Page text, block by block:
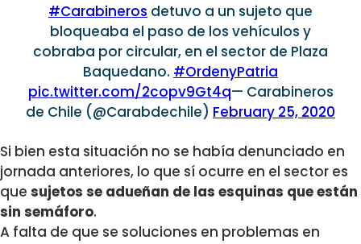
#Carabineros detuvo a un sujeto que
bloqueaba el paso de los vehículos y
cobraba por circular, en el sector de Plaza
Baquedano. #OrdenyPatria
pic.twitter.com/2copv9Gt4q— Carabineros
de Chile (@Carabdechile) February 25, 2020
Si bien esta situación no se había denunciado en
jornada anteriores, lo que sí ocurre en el sector es
que sujetos se adueñan de las esquinas que están
sin semáforo.
A falta de que se soluciones en problemas en